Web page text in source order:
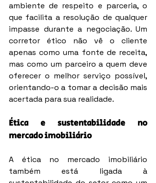
ambiente de respeito e parceria, o
que facilita a resolução de qualquer
impasse durante a negociação. Um
corretor ético não vê o cliente
apenas como uma fonte de receita,
mas como um parceiro a quem deve
oferecer o melhor serviço possível,
orientando-o a tomar a decisão mais
acertada para sua realidade.
Ética e sustentabilidade no
mercado imobiliário
A ética no mercado imobiliário
também está ligada à